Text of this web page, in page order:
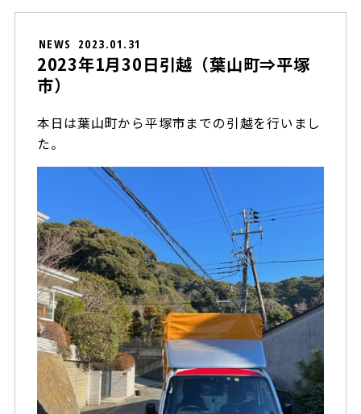
NEWS 2023.01.31
2023年1月30日引越（葉山町⇒平塚
市）
本日は葉山町から平塚市までの引越を行いまし
た。